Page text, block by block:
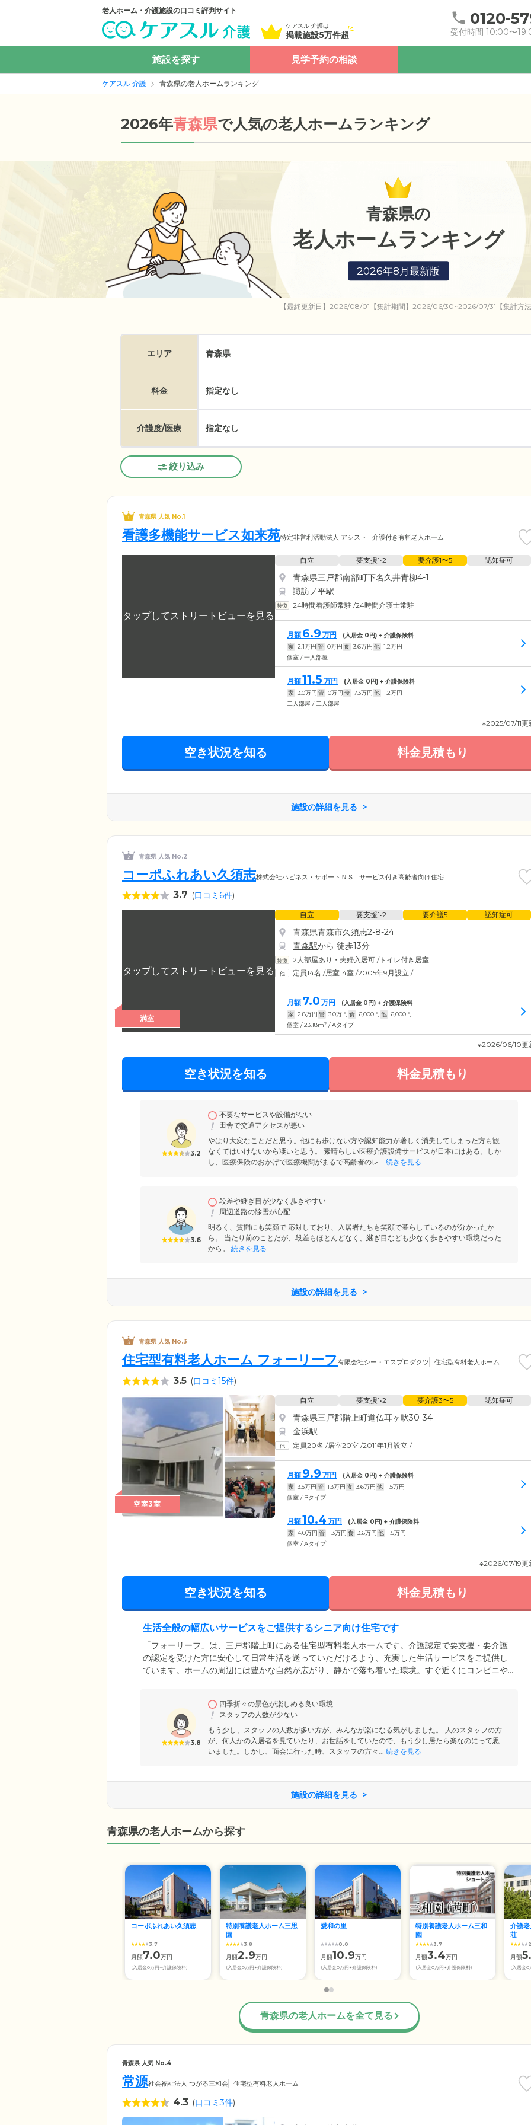
老人ホーム・介護施設の口コミ評判サイト
ケアスル 介護は
掲載施設5万件超
0120-
受付時間 10:00〜
施設を探す 見学予約の相談
ケアスル 介護 青森県の老人ホームランキング
2026年青森県で人気の老人ホームランキング
青森県の
老人ホームランキング
2026年8月最新版
【最終更新日】2026/08/01【集計期間】2026/06/30~2026/07/31【集計方
エリア 青森県
料金 指定なし
介護度/医療 指定なし
絞り込み
青森県 人気 No.1
看護多機能サービス如来苑特定非営利活動法人 アシスト 介護付き有料老人ホーム
自立 要支援1•2 要介護1〜5 認知症可
青森県三戸郡南部町下名久井青柳4-1
諏訪ノ平駅
24時間看護師常駐 /24時間介護士常駐
月額 6.9 万円 (入居金 0円) + 介護保険料
家 2.1万円 管 0万円 食 3.6万円 他 1.2万円
個室 / 一人部屋
月額11.5 万円 (入居金 0円) + 介護保険料
家 3.0万円 管 0万円 食 7.3万円 他 1.2万円
二人部屋 / 二人部屋
※2025/07/11更
空き状況を知る 料金見積もり
施設の詳細を見る
青森県 人気 No.2
コーポふれあい久須志株式会社ハピネス・サポートＮＳ サービス付き高齢者向け住宅
3.7 (口コミ6件)
満室
自立 要支援1•2 要介護5 認知症可
青森県青森市久須志2-8-24
青森駅から 徒歩13分
2人部屋あり・夫婦入居可 /トイレ付き居室
定員14名 /居室14室 /2005年9月設立 /
月額 7.0 万円 (入居金 0 円) + 介護保険料
家 2.8万円 管 3.0万円 食 6,000円 他 6,000円
個室 / 23.18m2 / Aタイプ
※2026/06/10更
空き状況を知る 料金見積もり
3.2
不要なサービスや設備がない
田舎で交通アクセスが悪い
やはり大変なことだと思う。他にも歩けない方や認知能力が著しく消失してしまった方も観
なくてはいけないから凄いと思う。 素晴らしい医療介護設備サービスが日本にはある。しか
し、医療保険のおかげで医療機関がまるで高齢者のレ... 続きを見る
3.6
段差や継ぎ目が少なく歩きやすい
周辺道路の除雪が心配
明るく、質問にも笑顔で 応対しており、入居者たちも笑顔で暮らしているのが分かったか
ら。 当たり前のことだが、段差もほとんどなく、継ぎ目なども少なく歩きやすい環境だった
から。
続きを見る
施設の詳細を見る
青森県 人気 No.3
住宅型有料老人ホーム フォーリーフ有限会社シー・エスプロダクツ 住宅型有料老人ホーム
3.5 (口コミ15件)
空室3室
自立 要支援1•2 要介護3〜5 認知症可
青森県三戸郡階上町道仏耳ヶ吠30-34
金浜駅
定員20名 /居室20室 /2011年1月設立 /
月額 9.9 万円 (入居金 0円) + 介護保険料
家 3.5万円 管 1.3万円 食 3.6万円 他 1.5万円
個室 / Bタイプ
月額10.4 万円 (入居金 0円) + 介護保険料
家 4.0万円 管 1.3万円 食 3.6万円 他 1.5万円
個室 / Aタイプ
※2026/07/19更
空き状況を知る 料金見積もり
生活全般の幅広いサービスをご提供するシニア向け住宅です
「フォーリーフ」は、三戸郡階上町にある住宅型有料老人ホームです。介護認定で要支援・要介護
の認定を受けた方に安心して日常生活を送っていただけるよう、充実した生活サービスをご提供し
ています。ホームの周辺には豊かな自然が広がり、静かで落ち着いた環境。すぐ近くにコンビニや
物・宅配物の受け取りや買い物代行など、生活全般の幅広いサポートをご提供しています。
3.8
四季折々の景色が楽しめる良い環境
スタッフの人数が少ない
もう少し、スタッフの人数が多い方が、みんなが楽になる気がしました。1人のスタッフの方
が、何人かの入居者を見ていたり、お世話をしていたので、もう少し居たら楽なのにって思
いました。しかし、面会に行った時、スタッフの方々... 続きを見る
施設の詳細を見る
青森県の老人ホームから探す
コーポふれあい久須志
3.7
月額7.0万円
(入居金0万円+介護保険料)
特別養護老人ホーム三思
園
3.8
月額2.9万円
(入居金0万円+介護保険料)
愛和の里
0.0
月額10.9万円
(入居金0万円+介護保険料)
特別養護老人ホーム三和
園
3.7
月額3.4万円
(入居金0万円+介護保険料)
介護
荘
月額
(入居金0
青森県の老人ホームを全て見る
青森県 人気 No.4
常源社会福祉法人 つがる三和会 住宅型有料老人ホーム
4.3 (口コミ3件)